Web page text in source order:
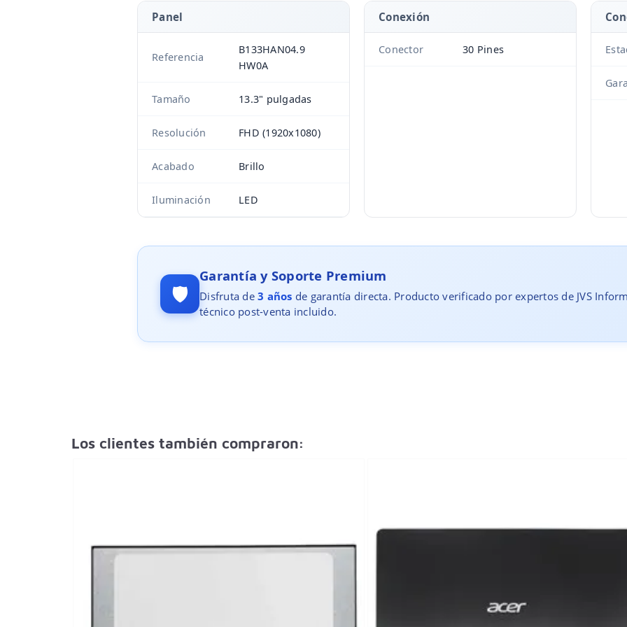
Panel
Referencia
B133HAN04.9
HW0A
Tamaño 13.3" pulgadas
Resolución FHD (1920x1080)
Acabado Brillo
Iluminación LED
Conexión
Conector 30 Pines
🛡️
Garantía y Soporte Premium
Disfruta de 3 años de garantía directa. Producto verificado por expertos de JVS
técnico post-venta incluido.
Los clientes también compraron: